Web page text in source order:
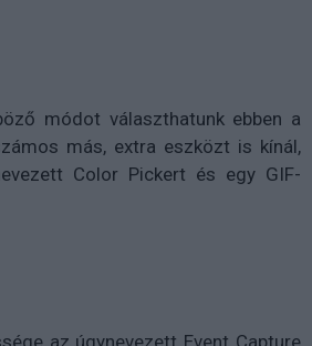
módot választhatunk ebben a
más, extra eszközt is kínál,
Color Pickert és egy GIF-